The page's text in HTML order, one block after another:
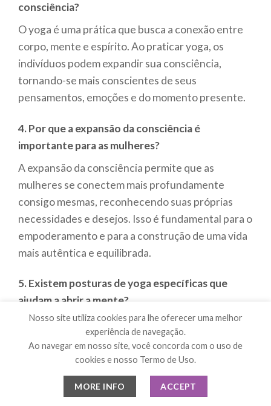
consciência?
O yoga é uma prática que busca a conexão entre
corpo, mente e espírito. Ao praticar yoga, os
indivíduos podem expandir sua consciência,
tornando-se mais conscientes de seus
pensamentos, emoções e do momento presente.
4. Por que a expansão da consciência é
importante para as mulheres?
A expansão da consciência permite que as
mulheres se conectem mais profundamente
consigo mesmas, reconhecendo suas próprias
necessidades e desejos. Isso é fundamental para o
empoderamento e para a construção de uma vida
mais autêntica e equilibrada.
5. Existem posturas de yoga específicas que
ajudam a abrir a mente?
Sim, posturas como a postura da árvore
(Vrksasana), a postura do guerreiro
(Virabhadrasana) e a postura da criança (Balasana)
são especialmente eficazes para promover a
conexão interna e ajudar a expandir a consciência.
Nosso site utiliza cookies para lhe oferecer uma melhor
experiência de navegação.
Ao navegar em nosso site, você concorda com o uso de
cookies e nosso Termo de Uso.
MORE INFO ACCEPT